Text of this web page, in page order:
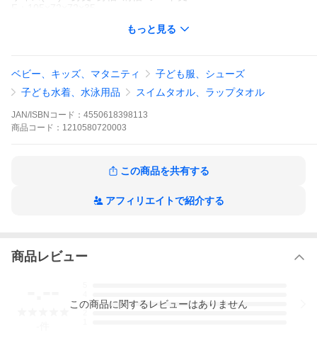
ド ジュニア 子供用 こども用 男の子用 女の子用
もっと見る
ベビー、キッズ、マタニティ
子ども服、シューズ
子ども水着、水泳用品
スイムタオル、ラップタオル
JAN/ISBNコード： 4550618398113
商品 コード： 1210580720003
この商品を共有する
アフィリエイトで紹介する
商品レビュー
3
この商品に関するレビューはありません